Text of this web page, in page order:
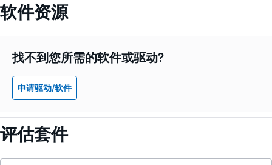
软件资源
找不到您所需的软件或驱动?
申请驱动/软件
评估套件